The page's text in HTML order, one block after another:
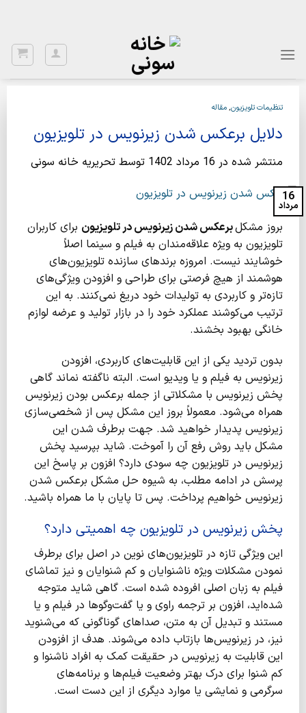
تنظیمات تلویزیون,مقاله
دلایل برعکس شدن زیرنویس در تلویزیون
منتشر شده در 16 مرداد 1402 توسط تحریریه خانه سونی
16
مرداد
بروز مشکلبرعکس شدن زیرنویس در تلویزیون برای کاربران
تلویزیون به ویژه علاقه‌مندان به فیلم و سینما اصلاً
خوشایند نیست. امروزه برندهای سازنده تلویزیون‌های
هوشمند از هیچ فرصتی برای طراحی و افزودن ویژگی‌های
تازه‌تر و کاربردی به تولیدات خود دریغ نمی‌کنند. به این
ترتیب می‌کوشند عملکرد خود را در بازار تولید و عرضه لوازم
خانگی بهبود ‌بخشند.
بدون تردید یکی از این قابلیت‌های کاربردی، افزودن
زیرنویس به فیلم و یا ویدیو است. البته ناگفته نماند گاهی
پخش زیرنویس با مشکلاتی از جمله برعکس بودن زیرنویس
همراه می‌شود. معمولاً بروز این مشکل پس از شخصی‌سازی
زیرنویس پدیدار خواهید شد. جهت برطرف شدن این
مشکل باید روش رفع آن را آموخت. شاید بپرسید پخش
زیرنویس در تلویزیون چه سودی دارد؟ افزون بر پاسخ این
پرسش در ادامه مطلب، به شیوه حل مشکل برعکس شدن
زیرنویس خواهیم پرداخت. پس تا پایان با ما همراه باشید.
پخش زیرنویس در تلویزیون چه اهمیتی دارد؟
این ویژگی تازه در تلویزیون‌های نوین در اصل برای برطرف
نمودن مشکلات ویژه ناشنوایان و کم شنوایان و نیز تماشای
فیلم به زبان اصلی افروده شده است. گاهی شاید متوجه
شده‌اید، افزون بر ترجمه راوی و یا گفت‌وگوها در فیلم و یا
مستند و تبدیل آن به متن، صداهای گوناگونی که می‌شنوید
نیز، در زیرنویس‌ها بازتاب داده می‌شوند. هدف از افزودن
این قابلیت به زیرنویس در حقیقت کمک به افراد ناشنوا و
کم شنوا برای درک بهتر وضعیت فیلم‌ها و برنامه‌های
سرگرمی و نمایشی یا موارد دیگری از این دست است.